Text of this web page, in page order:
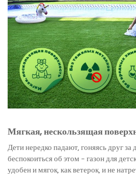
Мягкая, нескользящая
Дети нередко падают, гоняясь друг
беспокоиться об этом – газон для
удобен и мягок, как ветерок, и не